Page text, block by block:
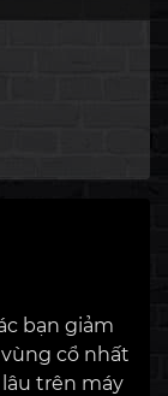
bạn giảm
cổ nhất
trên máy